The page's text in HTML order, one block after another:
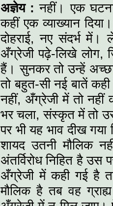
अज्ञेय : नहीं। एक
कहीं एक व्याख्यान
दोहराई, नए संदर्भ
अँग्रेजी पढ़े-लिखे लोग,
हैं। सुनकर तो उन्हें
तो बहुत-सी नई बातें
नहीं, अँग्रेजी में तो
भर चला, संस्कृत में तो
पर भी यह भाव दीख
शायद उतनी मौलिक
अंतर्विरोध निहित है
अँग्रेजी में कही गई है
मौलिक है तब वह